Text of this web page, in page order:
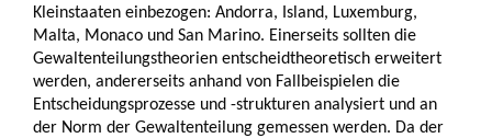
Kleinstaaten einbezogen: Andorra, Island, Luxemburg,
Malta, Monaco und San Marino. Einerseits sollten die
Gewaltenteilungstheorien entscheidtheoretisch erweitert
werden, andererseits anhand von Fallbeispielen die
Entscheidungsprozesse und -strukturen analysiert und an
der Norm der Gewaltenteilung gemessen werden. Da der